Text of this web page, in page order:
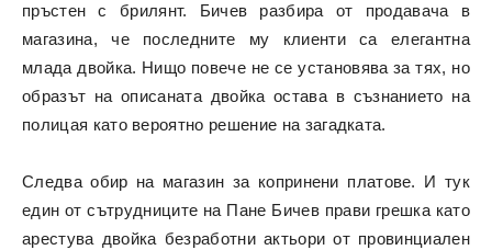
пръстен с брилянт. Бичев разбира от продавача в
магазина, че последните му клиенти са елегантна
млада двойка. Нищо повече не се установява за тях, но
образът на описаната двойка остава в съзнанието на
полицая като вероятно решение на загадката.
Следва обир на магазин за копринени платове. И тук
един от сътрудниците на Пане Бичев прави грешка като
арестува двойка безработни актьори от провинциален